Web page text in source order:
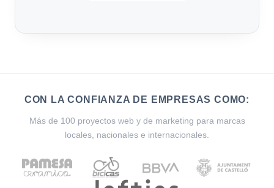
CON LA CONFIANZA DE EMPRESAS COMO:
Más de 100 proyectos web y de marketing para marcas
locales, nacionales e internacionales.